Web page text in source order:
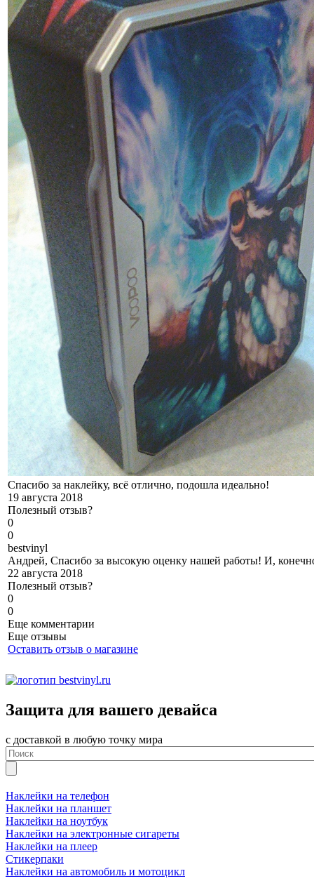
Спасибо за наклейку, всё отлично, подошла идеально!
19 августа 2018
Полезный отзыв?
0
0
bestvinyl
Андрей, Спасибо за высокую оценку нашей работы! И,
22 августа 2018
Полезный отзыв?
0
0
Еще комментарии
Еще отзывы
Оставить отзыв о магазине
Защита для вашего девайса
с доставкой в любую точку мира
Наклейки на телефон
Наклейки на планшет
Наклейки на ноутбук
Наклейки на электронные сигареты
Наклейки на плеер
Стикерпаки
Наклейки на автомобиль и мотоцикл